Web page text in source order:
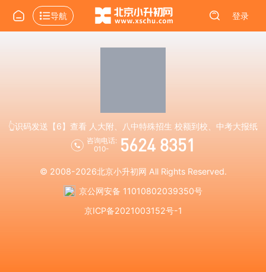
导航 登录
👆识码发送【6】查看 人大附、八中特殊招生 校额到校、中考大报纸
咨询电话:
010-
5624 8351
© 2008-2026北京小升初网 All Rights Reserved.
京公网安备 11010802039350号
京ICP备2021003152号-1